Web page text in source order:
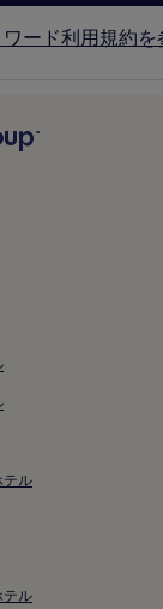
ード利用規約を
テル
テル